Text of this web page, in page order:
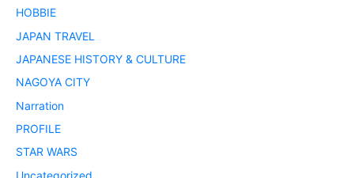
HOBBIE
JAPAN TRAVEL
JAPANESE HISTORY & CULTURE
NAGOYA CITY
Narration
PROFILE
STAR WARS
Uncategorized